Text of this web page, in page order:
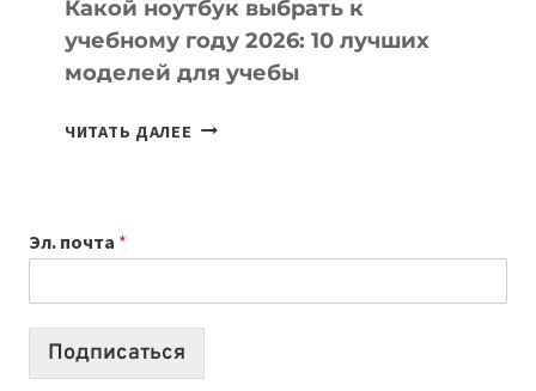
Какой ноутбук выбрать к
учебному году 2026: 10 лучших
моделей для учебы
ЧИТАТЬ ДАЛЕЕ КАКОЙ
2026:
10
Эл. почта *
Подписаться